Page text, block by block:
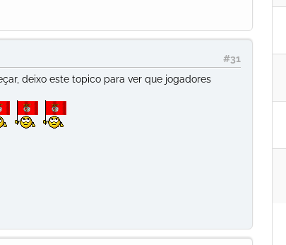
#31
deixo este topico para ver que jogadores